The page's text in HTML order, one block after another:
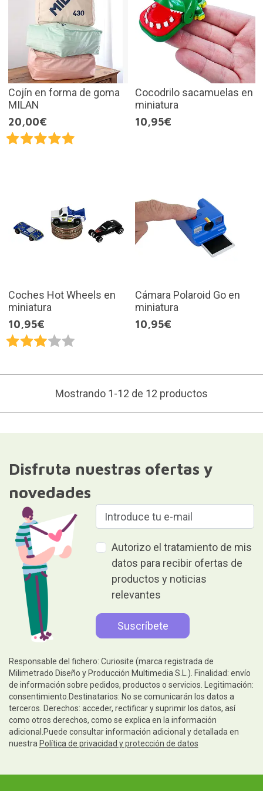
Cojín en forma de goma
MILAN
20,00€
Cocodrilo sacamuelas en
miniatura
10,95€
Coches Hot Wheels en
miniatura
10,95€
Cámara Polaroid Go en
miniatura
10,95€
Mostrando 1-12 de 12 productos
Disfruta nuestras ofertas y
novedades
Autorizo el tratamiento de mis
datos para recibir ofertas de
productos y noticias
relevantes
Responsable del fichero: Curiosite (marca registrada de
Milimetrado Diseño y Producción Multimedia S.L.). Finalidad: envío
de información sobre pedidos, productos o servicios. Legitimación:
consentimiento.Destinatarios: No se comunicarán los datos a
terceros. Derechos: acceder, rectificar y suprimir los datos, así
como otros derechos, como se explica en la información
adicional.Puede consultar información adicional y detallada en
nuestra Política de privacidad y protección de datos